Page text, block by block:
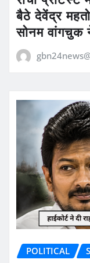
बैठे देवेंद्र
सोनम वांगचुक
POLITICAL